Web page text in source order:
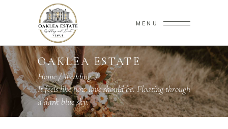
MENU
OAKLEA ESTATE
Home/Wedding/
It feels like how love should be. Floating through
a dark blue sky.